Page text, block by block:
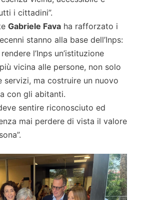
i cittadini”.
Gabriele Fava ha rafforzato i
stanno alla base dell’Inps:
l’Inps un’istituzione
vicina alle persone, non solo
servizi, ma costruire un nuovo
con gli abitanti.
sentire riconosciuto ed
mai perdere di vista il valore